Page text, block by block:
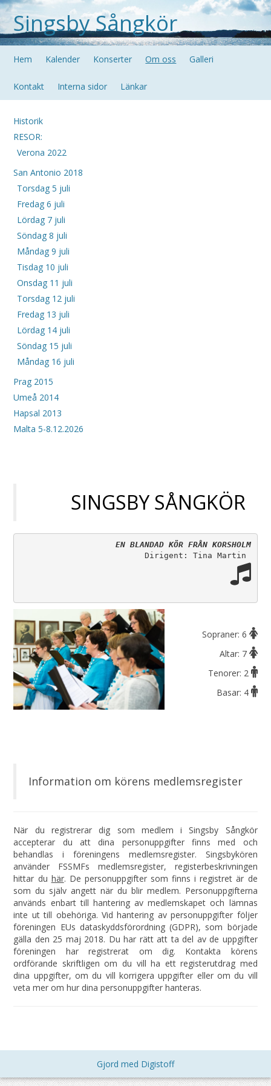
Singsby Sångkör
Hem Kalender Konserter Om oss Galleri
Kontakt Interna sidor Länkar
Historik
RESOR:
Verona 2022
San Antonio 2018
Torsdag 5 juli
Fredag 6 juli
Lördag 7 juli
Söndag 8 juli
Måndag 9 juli
Tisdag 10 juli
Onsdag 11 juli
Torsdag 12 juli
Fredag 13 juli
Lördag 14 juli
Söndag 15 juli
Måndag 16 juli
Prag 2015
Umeå 2014
Hapsal 2013
Malta 5-8.12.2026
SINGSBY SÅNGKÖR
EN BLANDAD KÖR FRÅN KORSHOLM
Sopraner: 6
Altar: 7
Tenorer: 2
Basar: 4
Information om körens medlemsregister
När du registrerar dig som medlem i Singsby Sångkör
accepterar du att dina personuppgifter finns med och
behandlas i föreningens medlemsregister. Singsbykören
använder FSSMFs medlemsregister, registerbeskrivningen
hittar du här. De personuppgifter som finns i registret är de
som du själv angett när du blir medlem. Personuppgifterna
används enbart till hantering av medlemskapet och lämnas
inte ut till obehöriga. Vid hantering av personuppgifter följer
föreningen EUs dataskyddsförordning (GDPR), som började
gälla den 25 maj 2018. Du har rätt att ta del av de uppgifter
föreningen har registrerat om dig. Kontakta körens
ordförande skriftligen om du vill ha ett registerutdrag med
dina uppgifter, om du vill korrigera uppgifter eller om du vill
veta mer om hur dina personuppgifter hanteras.
Gjord med Digistoff